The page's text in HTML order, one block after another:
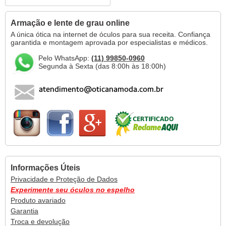
Armação e lente de grau online
A única ótica na internet de óculos para sua receita. Confiança
garantida e montagem aprovada por especialistas e médicos.
Pelo WhatsApp: (11) 99850-0960
Segunda à Sexta (das 8:00h às 18:00h)
Informações Úteis
Privacidade e Proteção de Dados
Experimente seu óculos no espelho
Produto avariado
Garantia
Troca e devolução